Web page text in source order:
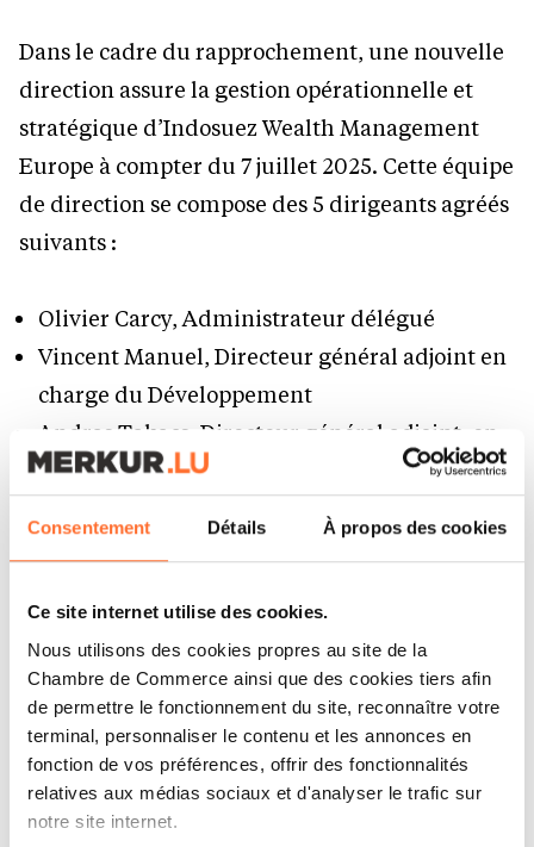
Consentement Détails À propos des cookies
Ce site internet utilise des cookies.
Nous utilisons des cookies propres au site de la
Chambre de Commerce ainsi que des cookies tiers afin
de permettre le fonctionnement du site, reconnaître votre
terminal, personnaliser le contenu et les annonces en
fonction de vos préférences, offrir des fonctionnalités
relatives aux médias sociaux et d'analyser le trafic sur
notre site internet.
Dans le cadre du rapprochement, une nouvelle
direction assure la gestion opérationnelle et
stratégique d’Indosuez Wealth Management
Europe à compter du 7 juillet 2025. Cette équipe
de direction se compose des 5 dirigeants agréés
suivants :
Olivier Carcy, Administrateur délégué
Vincent Manuel, Directeur général adjoint en
charge du Développement
Andras Takacs, Directeur général adjoint, en
charge du Fonctionnement
Nadia Mokadem**, Directrice des Ressources
** sous réserve de l’approbation par la Banque
Centrale Européenne (BCE) et la Commission
de Surveillance du Secteur Financier (CSSF).
Olivier Carcy, Administrateur délégué